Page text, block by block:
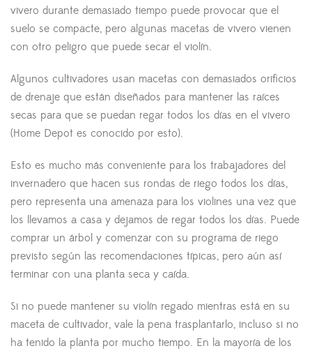
vivero durante demasiado tiempo puede provocar que el
suelo se compacte, pero algunas macetas de vivero vienen
con otro peligro que puede secar el violín.
Algunos cultivadores usan macetas con demasiados orificios
de drenaje que están diseñados para mantener las raíces
secas para que se puedan regar todos los días en el vivero
(Home Depot es conocido por esto).
Esto es mucho más conveniente para los trabajadores del
invernadero que hacen sus rondas de riego todos los días,
pero representa una amenaza para los violines una vez que
los llevamos a casa y dejamos de regar todos los días. Puede
comprar un árbol y comenzar con su programa de riego
previsto según las recomendaciones típicas, pero aún así
terminar con una planta seca y caída.
Si no puede mantener su violín regado mientras está en su
maceta de cultivador, vale la pena trasplantarlo, incluso si no
ha tenido la planta por mucho tiempo. En la mayoría de los